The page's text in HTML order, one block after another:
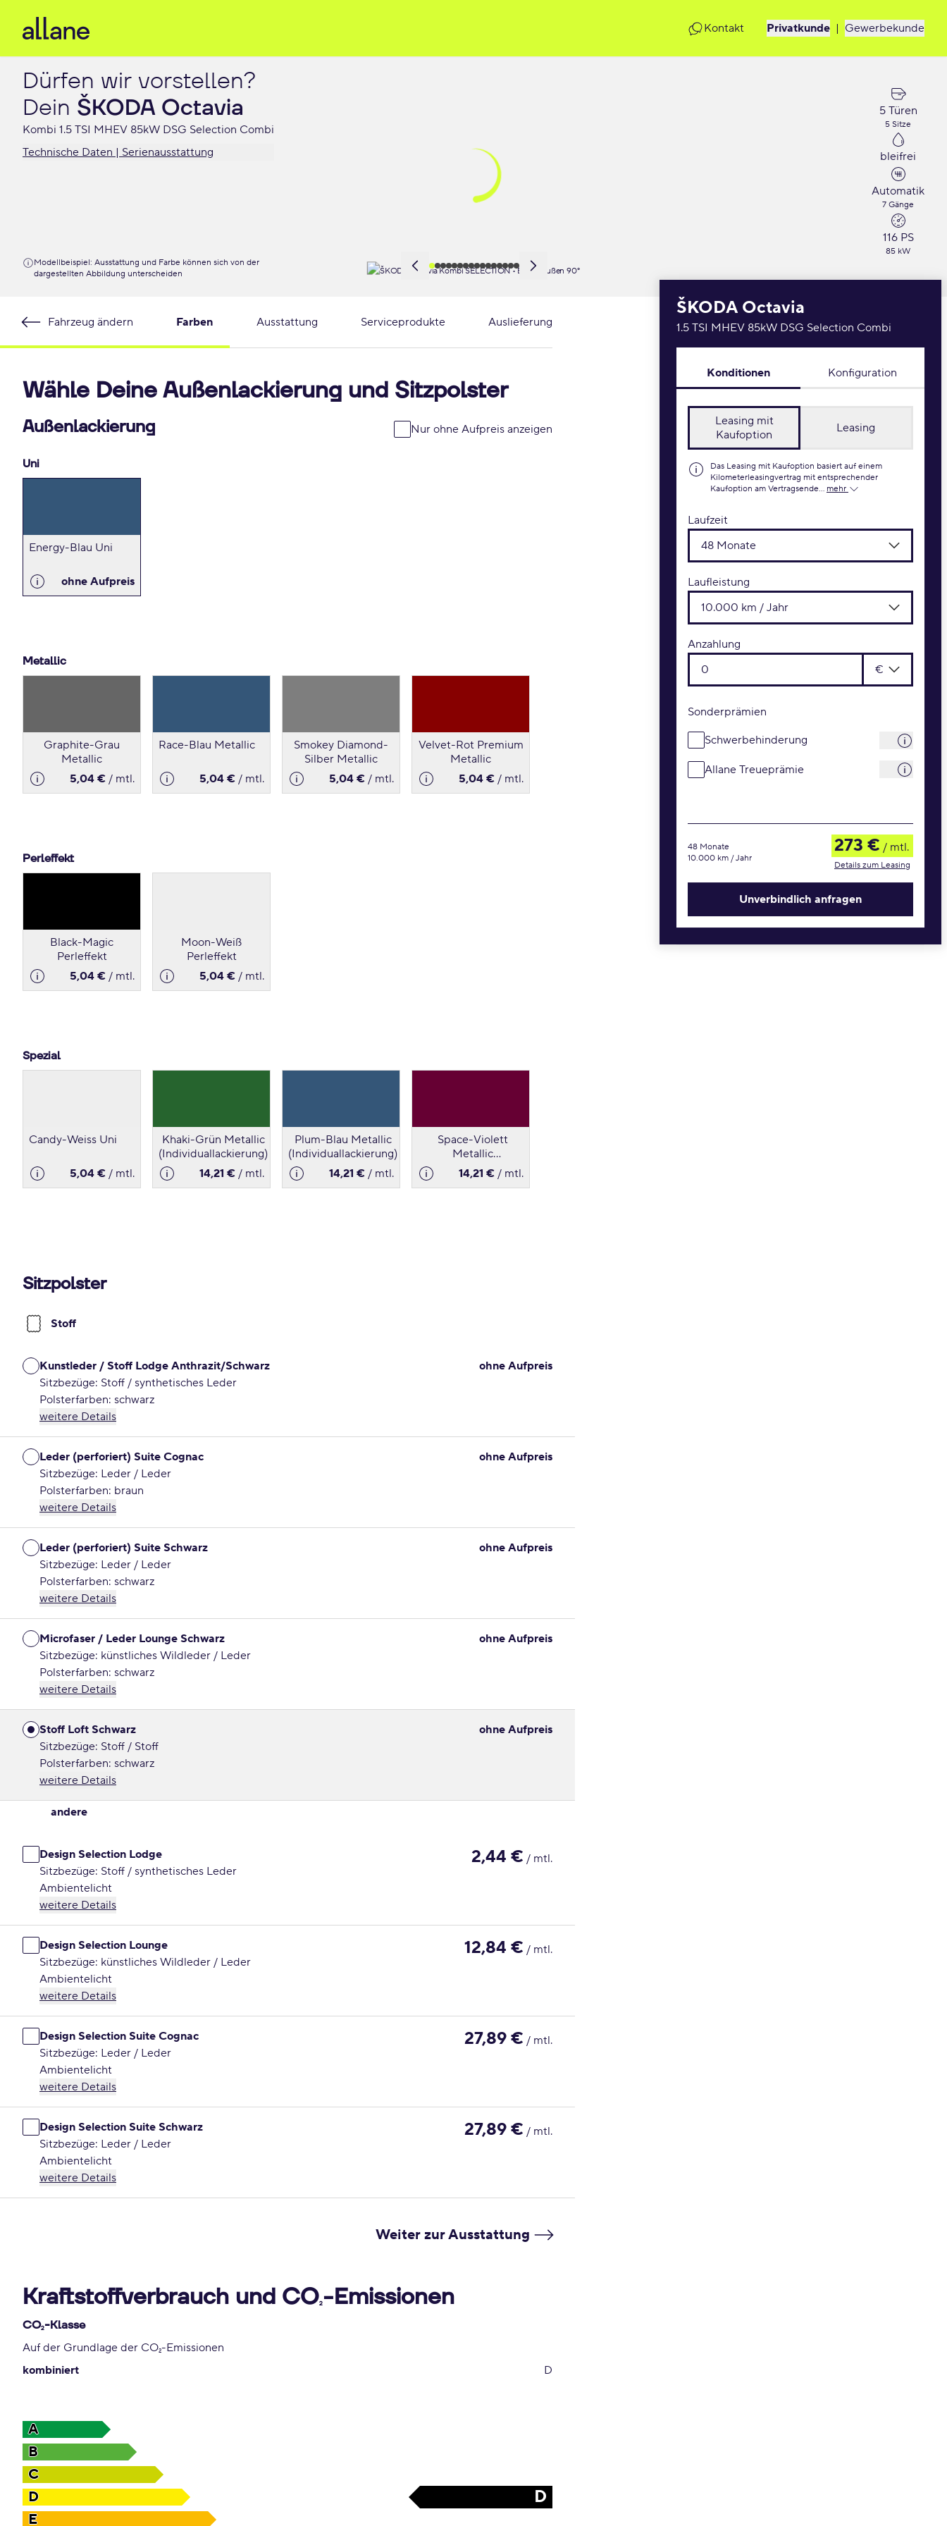
Kontakt Privatkunde | Gewerbekunde
Dürfen wir vorstellen?
Dein ŠKODA Octavia
Kombi 1.5 TSI MHEV 85kW DSG Selection Combi
Technische Daten | Serienausstattung
Modellbeispiel: Ausstattung und Farbe können sich von der
dargestellten Abbildung unterscheiden
5 Türen
5 Sitze
bleifrei
Automatik
7 Gänge
116 PS
85 kW
Fahrzeug ändern Farben Ausstattung Serviceprodukte Auslieferung
Wähle Deine Außenlackierung und Sitzpolster
Außenlackierung Nur ohne Aufpreis anzeigen
Uni
Energy-Blau Uni
ohne Aufpreis
Metallic
Graphite-Grau
Metallic
5,04 € / mtl.
Race-Blau Metallic
5,04 € / mtl.
Smokey Diamond-
Silber Metallic
5,04 € / mtl.
Velvet-Rot Premium
Metallic
5,04 € / mtl.
Perleffekt
Black-Magic
Perleffekt
5,04 € / mtl.
Moon-Weiß
Perleffekt
5,04 € / mtl.
Spezial
Candy-Weiss Uni
5,04 € / mtl.
Khaki-Grün Metallic
(Individuallackierung)
14,21 € / mtl.
Plum-Blau Metallic
(Individuallackierung)
14,21 € / mtl.
Space-Violett
Metallic
(Individuallackierung)
14,21 € / mtl.
Sitzpolster
Stoff
Kunstleder / Stoff Lodge Anthrazit/Schwarz
Sitzbezüge: Stoff / synthetisches Leder
Polsterfarben: schwarz
weitere Details
ohne Aufpreis
Leder (perforiert) Suite Cognac
Sitzbezüge: Leder / Leder
Polsterfarben: braun
weitere Details
ohne Aufpreis
Leder (perforiert) Suite Schwarz
Sitzbezüge: Leder / Leder
Polsterfarben: schwarz
weitere Details
ohne Aufpreis
Microfaser / Leder Lounge Schwarz
Sitzbezüge: künstliches Wildleder / Leder
Polsterfarben: schwarz
weitere Details
ohne Aufpreis
Stoff Loft Schwarz
Sitzbezüge: Stoff / Stoff
Polsterfarben: schwarz
weitere Details
ohne Aufpreis
andere
Design Selection Lodge
Sitzbezüge: Stoff / synthetisches Leder
Ambientelicht
weitere Details
2,44 € / mtl.
Design Selection Lounge
Sitzbezüge: künstliches Wildleder / Leder
Ambientelicht
weitere Details
12,84 € / mtl.
Design Selection Suite Cognac
Sitzbezüge: Leder / Leder
Ambientelicht
weitere Details
27,89 € / mtl.
Design Selection Suite Schwarz
Sitzbezüge: Leder / Leder
Ambientelicht
weitere Details
27,89 € / mtl.
Weiter zur Ausstattung
Kraftstoffverbrauch und CO2-Emissionen
CO2-Klasse
Auf der Grundlage der CO2-Emissionen
kombiniert
D
A
B
C
D
D
E
ŠKODA Octavia
1.5 TSI MHEV 85kW DSG Selection Combi
Konditionen Konfiguration
Leasing mit
Kaufoption
Leasing
Das Leasing mit Kaufoption basiert auf einem
Kilometerleasingvertrag mit entsprechender
Kaufoption am Vertragsende... mehr
Laufzeit
48 Monate
Laufleistung
10.000 km / Jahr
Anzahlung
€
Sonderprämien
Schwerbehinderung
Allane Treueprämie
48 Monate
10.000 km / Jahr
273 € / mtl.
Details zum Leasing
Unverbindlich anfragen